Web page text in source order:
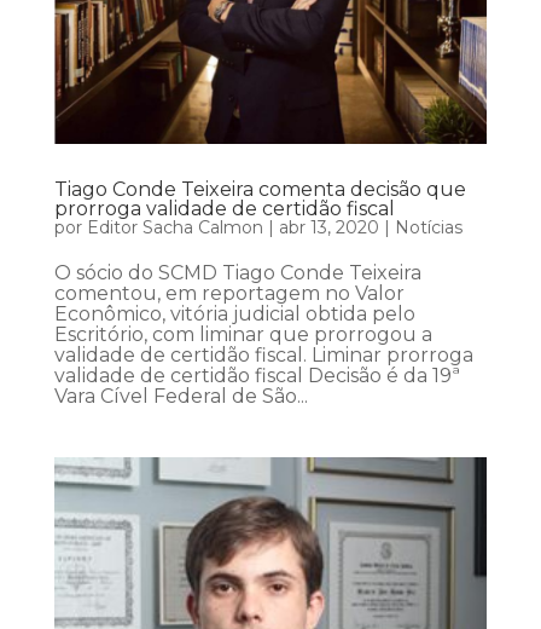
Tiago Conde Teixeira comenta decisão que
prorroga validade de certidão fiscal
por Editor Sacha Calmon | abr 13, 2020 | Notícias
O sócio do SCMD Tiago Conde Teixeira
comentou, em reportagem no Valor
Econômico, vitória judicial obtida pelo
Escritório, com liminar que prorrogou a
validade de certidão fiscal. Liminar prorroga
validade de certidão fiscal Decisão é da 19ª
Vara Cível Federal de São...